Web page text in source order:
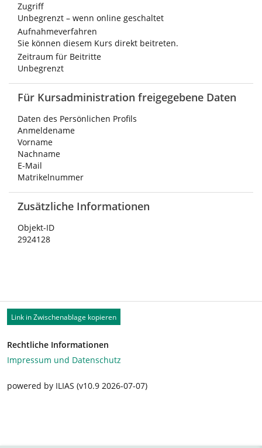
Zugriff
Unbegrenzt – wenn online geschaltet
Aufnahmeverfahren
Sie können diesem Kurs direkt beitreten.
Zeitraum für Beitritte
Unbegrenzt
Für Kursadministration freigegebene Daten
Daten des Persönlichen Profils
Anmeldename
Vorname
Nachname
E-Mail
Matrikelnummer
Zusätzliche Informationen
Objekt-ID
2924128
Link in Zwischenablage kopieren
Rechtliche Informationen
Impressum und Datenschutz
powered by ILIAS (v10.9 2026-07-07)